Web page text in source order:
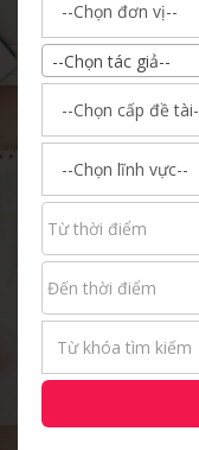
--Chọn tác giả--